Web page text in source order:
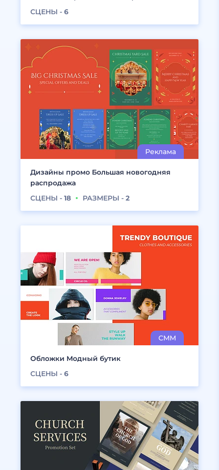
СЦЕНЫ - 6
Дизайны промо Большая новогодняя
распродажа
СЦЕНЫ - 18 РАЗМЕРЫ - 2
Обложки Модный бутик
СЦЕНЫ - 6